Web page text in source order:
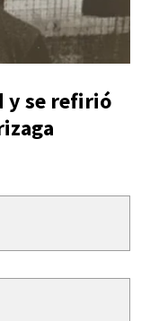
y se refirió